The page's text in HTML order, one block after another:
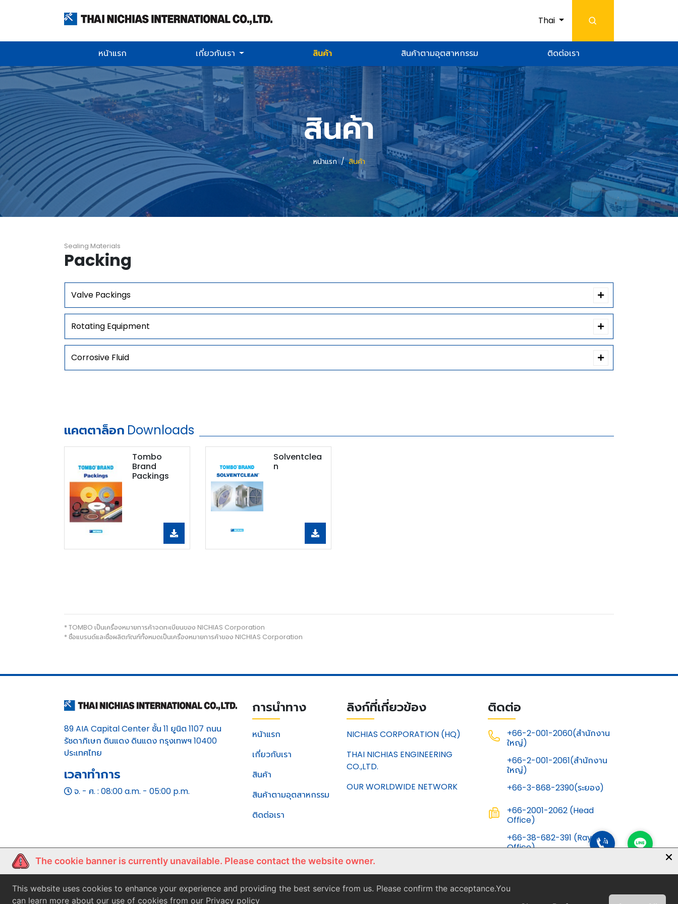
Thai
หน้าแรก เกี่ยวกับเรา สินค้า สินค้าตามอุตสาหกรรม ติดต่อเรา
สินค้า
หน้าแรก สินค้า
Sealing Materials
Packing
Valve Packings
Rotating Equipment
Corrosive Fluid
แคตตาล็อก Downloads
Tombo
Brand
Packings
Solventclea
n
* TOMBO เป็นเครื่องหมายการค้าจดทะเบียนของ NICHIAS Corporation
* ชื่อแบรนด์และชื่อผลิตภัณฑ์ทั้งหมดเป็นเครื่องหมายการค้าของ NICHIAS Corporation
89 AIA Capital Center ชั้น 11 ยูนิต 1107 ถนน
รัชดาภิเษก ดินแดง ดินแดง กรุงเทพฯ 10400
ประเทศไทย
เวลาทำการ
จ. - ศ. : 08:00 a.m. - 05:00 p.m.
การนำทาง
หน้าแรก
เกี่ยวกับเรา
สินค้า
สินค้าตามอุตสาหกรรม
ติดต่อเรา
ลิงก์ที่เกี่ยวข้อง
NICHIAS CORPORATION (HQ)
THAI NICHIAS ENGINEERING
CO.,LTD.
OUR WORLDWIDE NETWORK
ติดต่อ
+66-2-001-2060(สำนักงาน
ใหญ่)
+66-2-001-2061(สำนักงาน
ใหญ่)
+66-3-868-2390(ระยอง)
+66-2001-2062 (Head
Office)
+66-38-682-391 (Rayong
Office)
The cookie banner is currently unavailable. Please contact the website owner.
This website uses cookies to enhance your experience and providing the best service from us. Please confirm the acceptance.You
can learn more about our use of cookies from our Privacy policy